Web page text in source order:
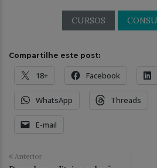
CURSOS
Compartilhe este post:
18+ Facebook
WhatsApp Threads
E-mail
Anterior